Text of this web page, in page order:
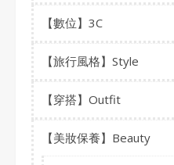
【數位】3C
【旅行風格】Style
【穿搭】Outfit
【美妝保養】Beauty